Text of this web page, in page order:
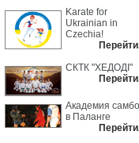
Karate for
Ukrainian in
Czechia!
СКТК "ХЕДОДІ"
Академия самбо
в Паланге